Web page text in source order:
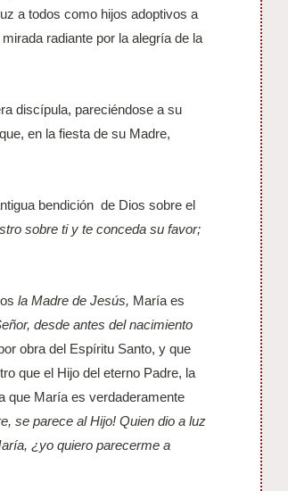
a todos como hijos adoptivos a
radiante por la alegría de la
discípula, pareciéndose a su
en la fiesta de su Madre,
bendición de Dios sobre el
sobre ti y te conceda su favor;
la Madre de Jesús, María es
desde antes del nacimiento
obra del Espíritu Santo, y que
que el Hijo del eterno Padre, la
que María es verdaderamente
se parece al Hijo! Quien dio a luz
¿yo quiero parecerme a